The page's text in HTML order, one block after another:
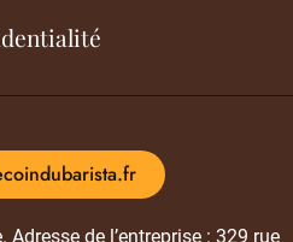
de l’entreprise : 329 rue